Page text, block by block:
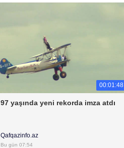
00:01:48
97 yaşında yeni rekorda imza atdı
Qafqazinfo.az
Bu gün 07:54